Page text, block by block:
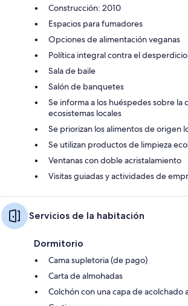
Construcción: 2010
Espacios para fumadores
Opciones de alimentación veganas
Política integral contra el
Sala de baile
Salón de banquetes
Se informa a los huéspedes sobre la
ecosistemas locales
Se priorizan los alimentos de origen
Se utilizan productos de limpieza
Ventanas con doble acristalamiento
Visitas guiadas y actividades de
Servicios de la habitación
Dormitorio
Cama supletoria (de pago)
Carta de almohadas
Colchón con una capa de acolchado